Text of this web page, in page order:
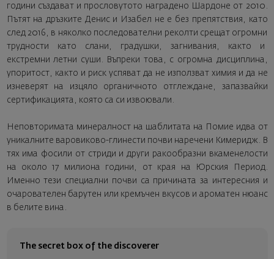
години създават и прословутото наградено Шардоне от 2010.
Пътят на дръзките Денис и Изабел не е без препятствия, като
след 2016, в няколко последователни реколти срещат огромни
трудности като слани, градушки, загнивания, както и
екстремни летни суши. Въпреки това, с огромна дисциплина,
упоритост, както и риск успяват да не използват химия и да не
изневерят на изцяло органичното отглеждане, запазвайки
сертификацията, която са си извоювали.
Неповторимата минералност на шаблитата на Помие идва от
уникалните варовиково-глинести почви наречени Кимеридж. В
тях има фосили от стриди и други ракообразни вкаменелости
на около 17 милиона години, от края на Юрския Период.
Именно тези специални почви са причината за интересния и
очарователен барутен или кремъчен вкусов и ароматен нюанс
в белите вина.
The secret box of the discoverer